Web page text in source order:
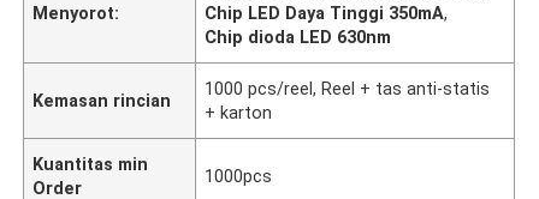
Menyorot:
Chip LED Daya Tinggi 350mA,
Chip dioda LED 630nm
Kemasan rincian
1000 pcs/reel, Reel + tas anti-statis
+ karton
Kuantitas min
Order
1000pcs